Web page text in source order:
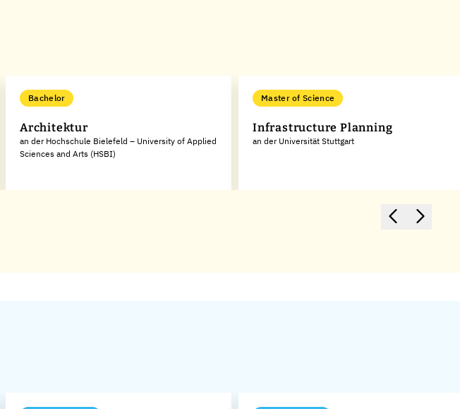
Bachelor
Architektur
an der Hochschule Bielefeld – University of Applied
Sciences and Arts (HSBI)
Master of Science
Infrastructure Planning
an der Universität Stuttgart